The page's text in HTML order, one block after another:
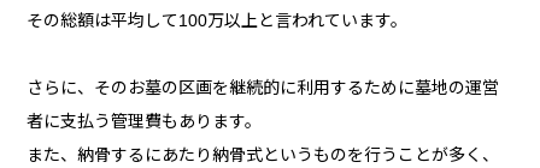
その総額は平均して100万以上と言われています。
さらに、そのお墓の区画を継続的に利用するために墓地の運営
者に支払う管理費もあります。
また、納骨するにあたり納骨式というものを行うことが多く、